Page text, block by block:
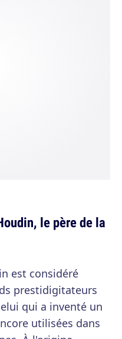
le père de la
est considéré
prestidigitateurs
qui a inventé un
utilisées dans